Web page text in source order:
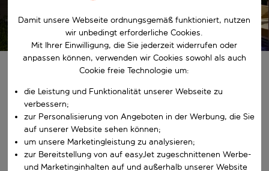
Urlaub anzeigen
Finde deinen perfekten Urlaub
Beginne mit der Eingabe für die automatische
Ab
Nach
Damit unsere Webseite ordnungsgemäß funktioniert, nutzen
wir unbedingt erforderliche Cookies.
Mit Ihrer Einwilligung, die Sie jederzeit widerrufen oder
anpassen können, verwenden wir Cookies sowohl als auch
Cookie freie Technologie um:
die Leistung und Funktionalität unserer Webseite zu
verbessern;
zur Personalisierung von Angeboten in der Werbung, die Sie
auf unserer Website sehen können;
um unsere Marketingleistung zu analysieren;
zur Bereitstellung von auf easyJet zugeschnittenen Werbe-
und Marketinginhalten auf und außerhalb unserer Website